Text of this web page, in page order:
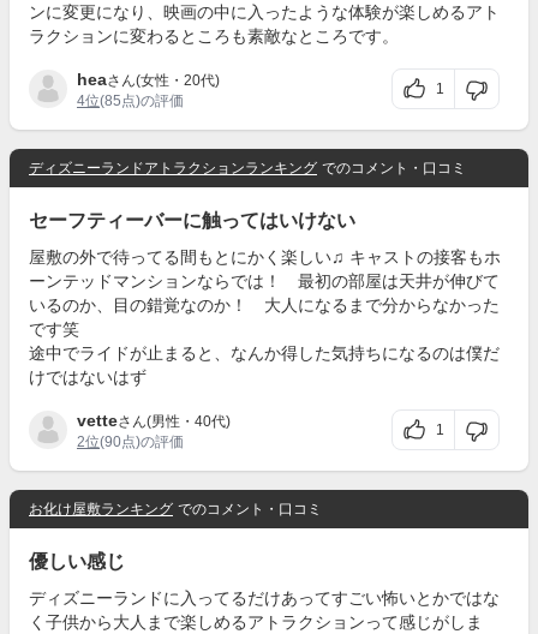
ンに変更になり、映画の中に入ったような体験が楽しめるアト
ラクションに変わるところも素敵なところです。
heaさん(女性・20代)
4位(85点)の評価
1
ディズニーランドアトラクションランキング でのコメント・口コミ
セーフティーバーに触ってはいけない
屋敷の外で待ってる間もとにかく楽しい♫ キャストの接客もホ
ーンテッドマンションならでは！ 最初の部屋は天井が伸びて
いるのか、目の錯覚なのか！ 大人になるまで分からなかった
です笑
途中でライドが止まると、なんか得した気持ちになるのは僕だ
けではないはず
vetteさん(男性・40代)
2位(90点)の評価
1
お化け屋敷ランキング でのコメント・口コミ
優しい感じ
ディズニーランドに入ってるだけあってすごい怖いとかではな
く子供から大人まで楽しめるアトラクションって感じがしま